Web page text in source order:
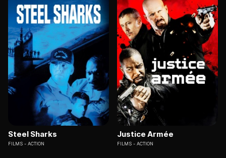
Steel Sharks
FILMS ACTION
Justice Armée
FILMS ACTION